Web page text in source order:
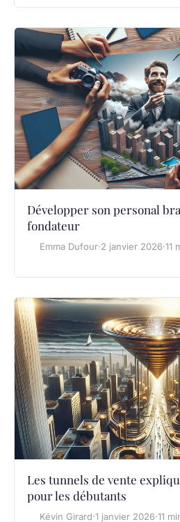
Développer son personal
fondateur
Emma Dufour·2 janvier 2026·11
Les tunnels de vente
pour les débutants
Kévin Girard·1 janvier 2026·11